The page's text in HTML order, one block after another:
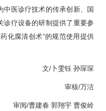
中医诊疗技术的传承创新、国
诊疗设备的研制提供了重要参
化腐清创术”的规范使用提供
文/卜雯钰 孙琛琛
审核/万洁
审阅/曹建春 郭翔宇 曹俊岭